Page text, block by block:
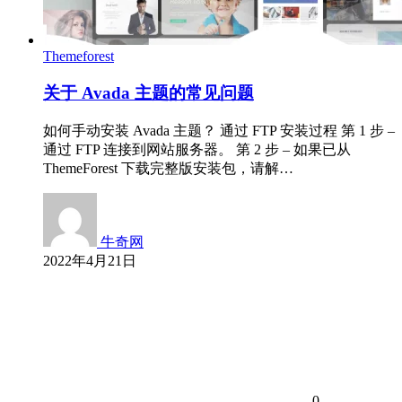
Themeforest
关于 Avada 主题的常见问题
如何手动安装 Avada 主题？ 通过 FTP 安装过程 第 1 步 –
通过 FTP 连接到网站服务器。 第 2 步 – 如果已从
ThemeForest 下载完整版安装包，请解…
牛奇网
2022年4月21日